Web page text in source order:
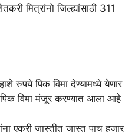
मित्रांनो जिल्ह्यांसाठी 311
रुपये पिक विमा देण्यामध्ये येणार
पिक विमा मंजूर करण्यात आला आहे
एकरी जास्तीत जास्त पाच हजार